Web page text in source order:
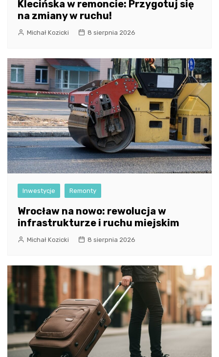
Klecińska w remoncie: Przygotuj się
na zmiany w ruchu!
Michał Kozicki 8 sierpnia 2026
Inwestycje Remonty
Wrocław na nowo: rewolucja w
infrastrukturze i ruchu miejskim
Michał Kozicki 8 sierpnia 2026